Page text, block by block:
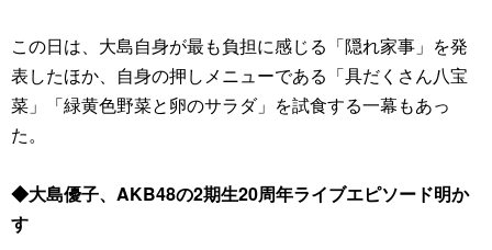
この日は、大島自身が最も負担に感じる「隠れ家事」を発
表したほか、自身の押しメニューである「具だくさん八宝
菜」「緑黄色野菜と卵のサラダ」を試食する一幕もあっ
た。
◆大島優子、AKB48の2期生20周年ライブエピソード明か
す